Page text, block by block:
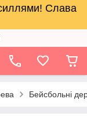
Слава
Бейсбольні